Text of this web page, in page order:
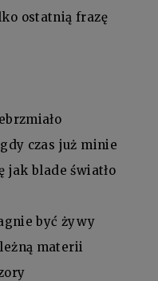
ostatnią frazę
czas już minie
jak blade światło
być żywy
materii